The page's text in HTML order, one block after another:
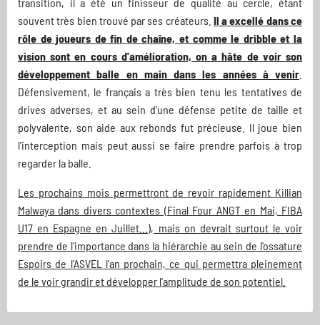
souvent très bien trouvé par ses créateurs. Il a excellé dans ce
rôle de joueurs de fin de chaîne, et comme le dribble et la
vision sont en cours d'amélioration, on a hâte de voir son
développement balle en main dans les années à venir
Défensivement, le français a très bien tenu les tentatives de
drives adverses, et au sein d'une défense petite de taille et
polyvalente, son aide aux rebonds fut précieuse. Il joue bien
l'interception mais peut aussi se faire prendre parfois à trop
regarder la balle.
Les prochains mois permettront de revoir rapidement Killian
Malwaya dans divers contextes (Final Four ANGT en Mai, FIBA
U17 en Espagne en Juillet...), mais on devrait surtout le voir
prendre de l'importance dans la hiérarchie au sein de l'ossature
Espoirs de l'ASVEL l'an prochain, ce qui permettra pleinement
de le voir grandir et développer l'amplitude de son potentiel.